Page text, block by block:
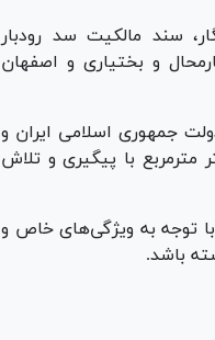
سند مالکیت سد رودبار
و بختیاری و اصفهان
جمهوری اسلامی ایران و
شرکت توسعه منابع آب و نیروی ایران به مساحت ۱۷۲ هزار و ۱۴۸ متر مترمربع با پیگیری و تلاش
توجه به ویژگی‌های خاص و
باشد.